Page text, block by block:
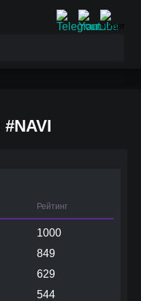
Рейтинг
1000
849
629
544